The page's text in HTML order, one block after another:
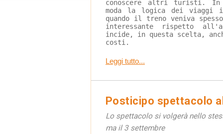
conoscere altri turisti.
moda la logica dei
quando il treno veniva
interessante rispetto
incide, in questa scelta,
costi.
Leggi tutto...
Posticipo spettacolo
Lo spettacolo si volgerà nello
ma il 3 settembre